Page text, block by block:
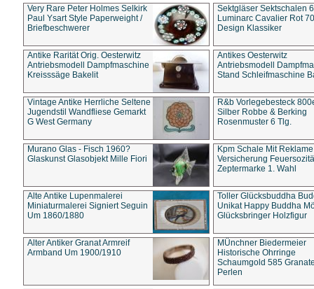
Very Rare Peter Holmes Selkirk
Paul Ysart Style Paperweight /
Briefbeschwerer
Sektgläser Sektschalen
Luminarc Cavalier Rot
Design Klassiker
Antike Rarität Orig. Oesterwitz
Antriebsmodell Dampfmaschine
Kreisssäge Bakelit
Antikes Oesterwitz
Antriebsmodell
Stand Schleifmaschine
Vintage Antike Herrliche Seltene
Jugendstil Wandfliese Gemarkt
G West Germany
R&b Vorlegebesteck
Silber Robbe & Berking
Rosenmuster 6 Tlg.
Murano Glas - Fisch 1960?
Glaskunst Glasobjekt Mille Fiori
Kpm Schale Mit Reklame
Versicherung
Zeptermarke 1. Wahl
Alte Antike Lupenmalerei
Miniaturmalerei Signiert Seguin
Um 1860/1880
Toller Glücksbuddha
Unikat Happy Buddha
Glücksbringer Holzfigur
Alter Antiker Granat Armreif
Armband Um 1900/1910
MÜnchner Biedermeier
Historische Ohrringe
Schaumgold 585
Perlen